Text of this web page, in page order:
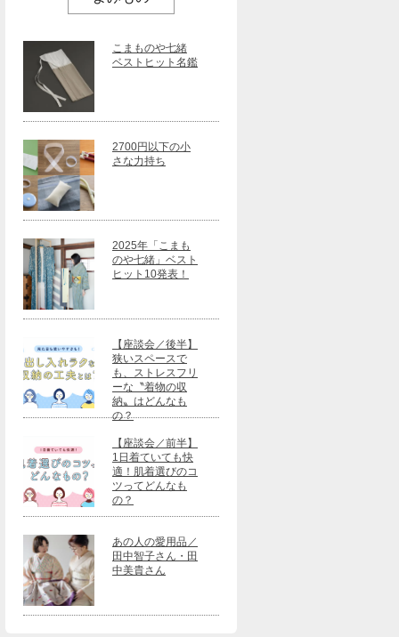
こまものや七緒
ベストヒット名鑑
2700円以下の小
さな力持ち
2025年「こまも
のや七緒」ベスト
ヒット10発表！
【座談会／後半】
狭いスペースで
も、ストレスフリ
ーな〝着物の収
納〟はどんなも
の？
【座談会／前半】
1日着ていても快
適！肌着選びのコ
ツってどんなも
の？
あの人の愛用品／
田中智子さん・田
中美貴さん